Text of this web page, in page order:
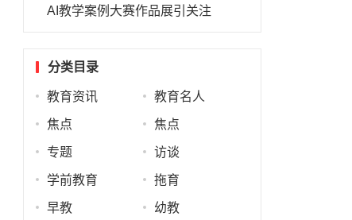
AI教学案例大赛作品展引关注
分类目录
教育资讯 教育名人
焦点 焦点
专题 访谈
学前教育 拖育
早教 幼教